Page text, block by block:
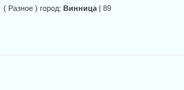
( Разное ) город: Винница| 89